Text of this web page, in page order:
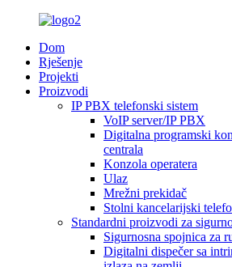
Dom
Rješenje
Projekti
Proizvodi
IP PBX telefonski sistem
VoIP server/IP PBX
Digitalna programski
centrala
Konzola operatera
Ulaz
Mrežni prekidač
Stolni kancelarijski
Standardni proizvodi za
Sigurnosna spojnica za
Digitalni dispečer sa